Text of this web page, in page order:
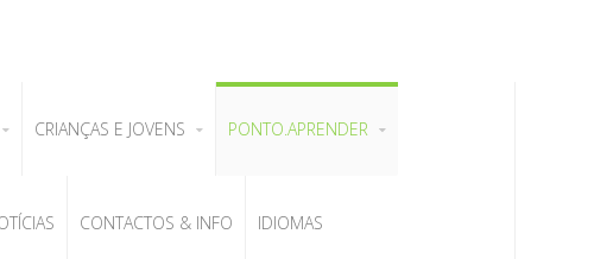
CRIANÇAS E JOVENS PONTO.APRENDER
CONTACTOS & INFO IDIOMAS